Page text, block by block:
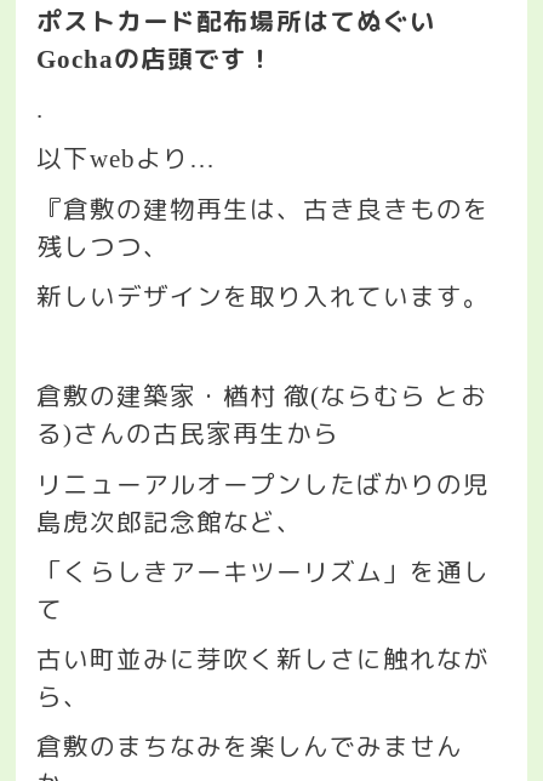
ポストカード配布場所はてぬぐい
Gochaの店頭です！
.
以下webより …
『倉敷の建物再生は、古き良きものを
残しつつ、
新しいデザインを取り入れています。
倉敷の建築家・楢村 徹(ならむら とお
る)さんの古民家再生から
リニューアルオープンしたばかりの児
島虎次郎記念館など、
「くらしきアーキツーリズム」を通し
て
古い町並みに芽吹く新しさに触れなが
ら、
倉敷のまちなみを楽しんでみません